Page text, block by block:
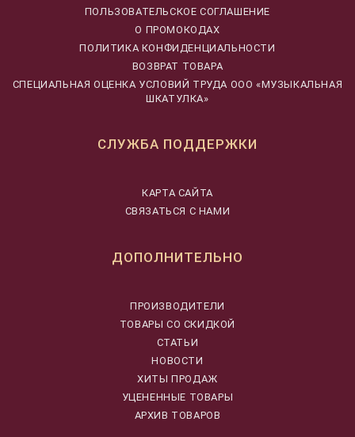
ПОЛЬЗОВАТЕЛЬСКОЕ СОГЛАШЕНИЕ
О ПРОМОКОДАХ
ПОЛИТИКА КОНФИДЕНЦИАЛЬНОСТИ
ВОЗВРАТ ТОВАРА
CПЕЦИАЛЬНАЯ ОЦЕНКА УСЛОВИЙ ТРУДА ООО «МУЗЫКАЛЬНАЯ
ШКАТУЛКА»
СЛУЖБА ПОДДЕРЖКИ
КАРТА САЙТА
СВЯЗАТЬСЯ С НАМИ
ДОПОЛНИТЕЛЬНО
ПРОИЗВОДИТЕЛИ
ТОВАРЫ СО СКИДКОЙ
СТАТЬИ
НОВОСТИ
ХИТЫ ПРОДАЖ
УЦЕНЕННЫЕ ТОВАРЫ
АРХИВ ТОВАРОВ